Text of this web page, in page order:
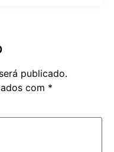
publicado.
com *